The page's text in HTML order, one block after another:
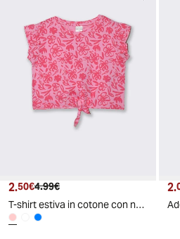
Prezzo attuale
2.50€ Prezzo originale
4.99€
T-shirt estiva in cotone con nodo e manica aletta - Rosa
2.